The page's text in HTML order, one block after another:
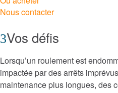
Solutions de
Nous contacter
Vos défis
Lorsqu’un roulement est
impactée par des arrêts
maintenance plus longues, des